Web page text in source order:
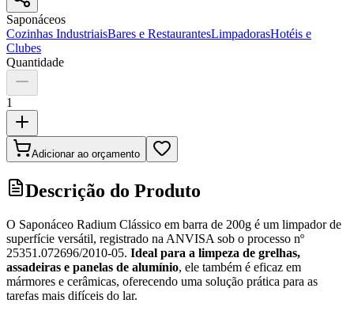
Saponáceos
Cozinhas IndustriaisBares e RestaurantesLimpadorasHotéis e
Clubes
Quantidade
1
Adicionar ao orçamento
Descrição do Produto
O Saponáceo Radium Clássico em barra de 200g é um limpador de
superfície versátil, registrado na ANVISA sob o processo nº
25351.072696/2010-05. Ideal para a limpeza de grelhas,
assadeiras e panelas de alumínio, ele também é eficaz em
mármores e cerâmicas, oferecendo uma solução prática para as
tarefas mais difíceis do lar.